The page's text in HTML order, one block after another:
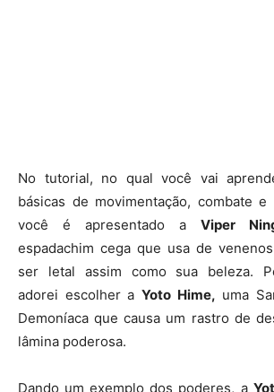
No tutorial, no qual você vai
básicas de movimentação, combate
você é apresentado a Viper
espadachim cega que usa de
ser letal assim como sua beleza.
adorei escolher a Yoto Hime, uma
Demoníaca que causa um rastro de
lâmina poderosa.
Dando um exemplo dos poderes, a